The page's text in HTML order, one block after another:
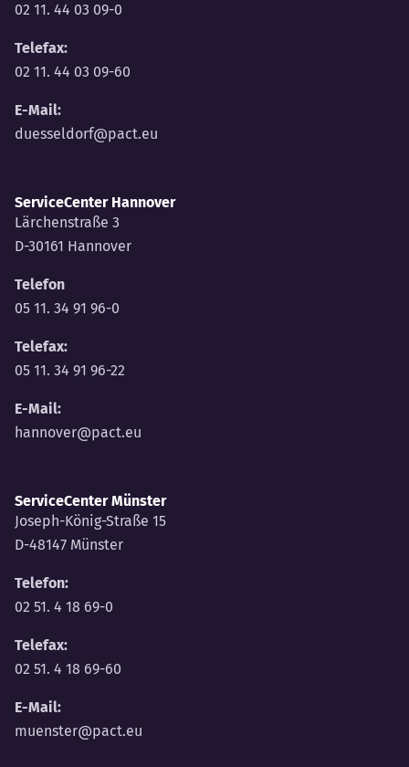
02 11. 44 03 09-0
Telefax:
02 11. 44 03 09-60
E-Mail:
duesseldorf@pact.eu
ServiceCenter Hannover
Lärchenstraße 3
D-30161 Hannover
Telefon
05 11. 34 91 96-0
Telefax:
05 11. 34 91 96-22
E-Mail:
hannover@pact.eu
ServiceCenter Münster
Joseph-König-Straße 15
D-48147 Münster
Telefon:
02 51. 4 18 69-0
Telefax:
02 51. 4 18 69-60
E-Mail:
muenster@pact.eu